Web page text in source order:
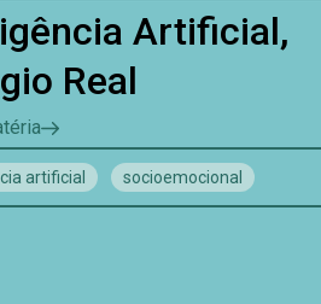
Artificial,
Real
artificial socioemocional